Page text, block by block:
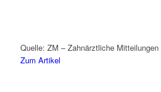
Quelle: ZM – Zahnärztliche Mitteilungen
Zum Artikel